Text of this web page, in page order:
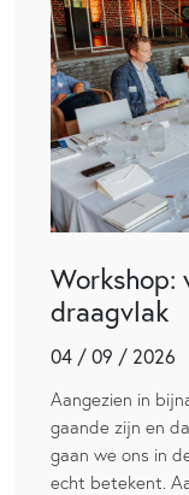
Workshop:
draagvlak
04 / 09 / 2026
Aangezien in
gaande zijn en
gaan we ons in
echt betekent.